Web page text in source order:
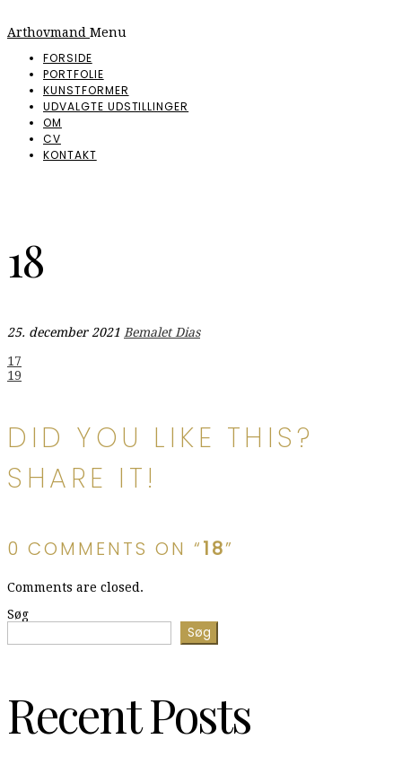
Arthovmand Menu
FORSIDE
PORTFOLIE
KUNSTFORMER
UDVALGTE UDSTILLINGER
OM
CV
KONTAKT
18
25. december 2021 Bemalet Dias
Indlægsnavigation
17
19
DID YOU LIKE THIS?
SHARE IT!
0 COMMENTS ON “18”
Comments are closed.
Søg
Søg
Recent Posts